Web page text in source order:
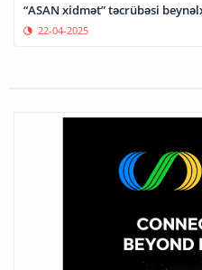
“ASAN xidmət” təcrübəsi
22-04-2025